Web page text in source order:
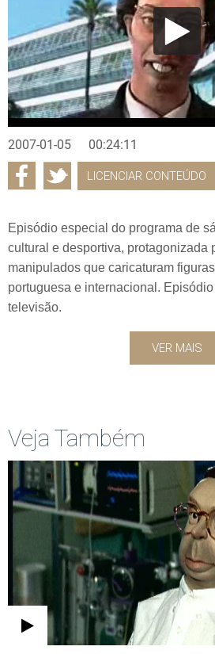
2007-01-05 00:24:11
LICENCIAR CONTEÚDO
Episódio especial do programa de
cultural e desportiva, protagonizada
manipulados que caricaturam
portuguesa e internacional.
televisão.
VER MAIS
Veja Também